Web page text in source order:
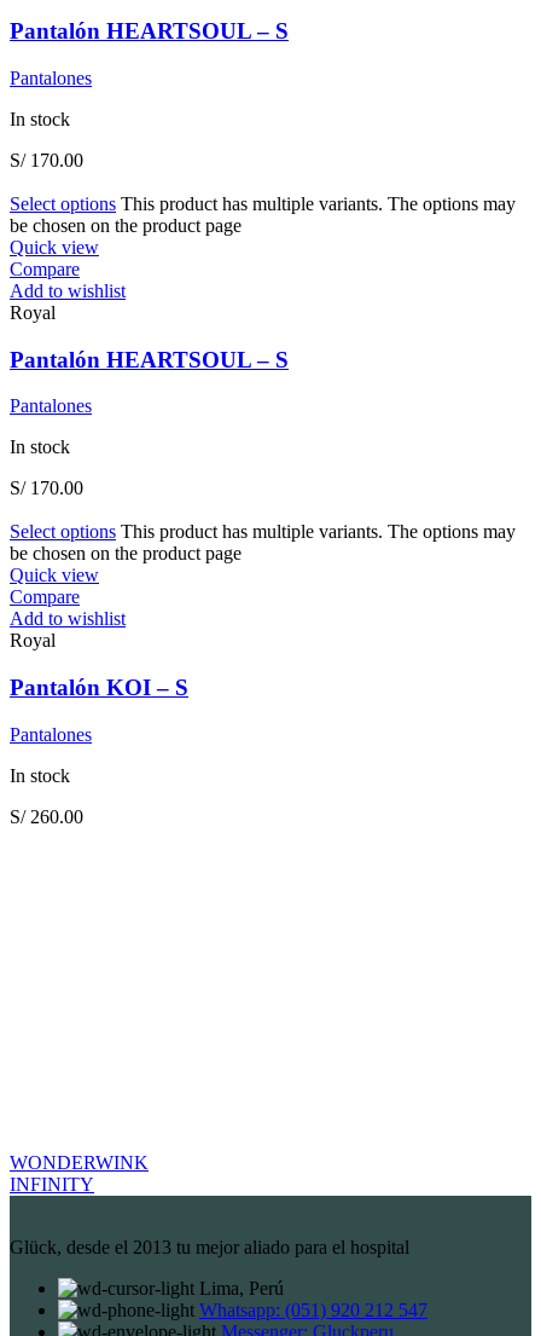
Pantalón HEARTSOUL – S
Pantalones
In stock
S/170.00
Select options This product has multiple variants. The options may
be chosen on the product page
Quick view
Compare
Add to wishlist
Royal
Pantalón HEARTSOUL – S
Pantalones
In stock
S/170.00
Select options This product has multiple variants. The options may
be chosen on the product page
Quick view
Compare
Add to wishlist
Royal
Pantalón KOI – S
Pantalones
In stock
S/260.00
WONDERWINK
INFINITY
Glück, desde el 2013 tu mejor aliado para el hospital
Lima, Perú
Whatsapp: (051) 920 212 547
Messenger: Gluckperu